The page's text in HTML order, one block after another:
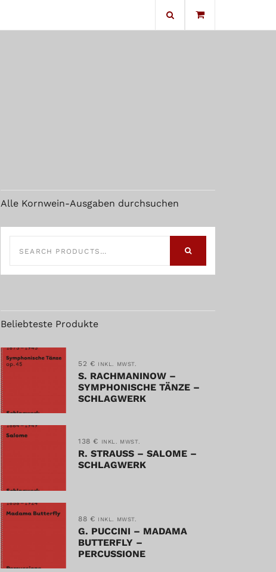
Alle Kornwein-Ausgaben durchsuchen
FOR:
Beliebteste Produkte
52 € INKL. MWST.
S. RACHMANINOW –
SYMPHONISCHE TÄNZE –
SCHLAGWERK
138 € INKL. MWST.
R. STRAUSS – SALOME –
SCHLAGWERK
88 € INKL. MWST.
G. PUCCINI – MADAMA
BUTTERFLY –
PERCUSSIONE